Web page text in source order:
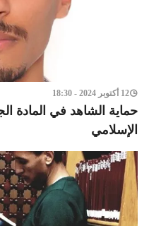
12 أكتوبر 2024 - 18:30
حماية الشاهد في المادة
الإسلامي